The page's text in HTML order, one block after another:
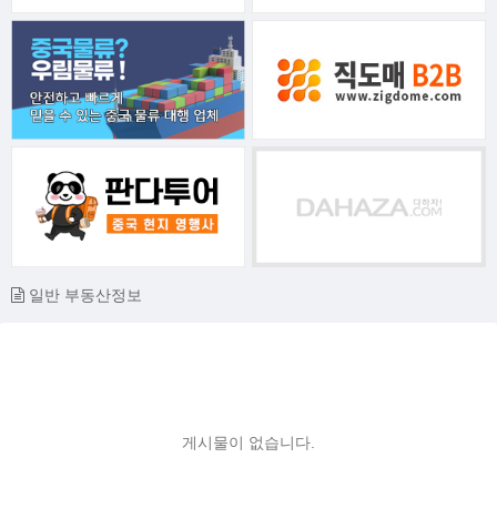
일반 부동산정보
게시물이 없습니다.